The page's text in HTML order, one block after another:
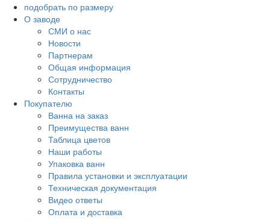
подобрать по размеру
О заводе
СМИ о нас
Новости
Партнерам
Общая информация
Сотрудничество
Контакты
Покупателю
Ванна на заказ
Преимущества ванн
Таблица цветов
Наши работы
Упаковка ванн
Правила установки и эксплуатации
Техническая документация
Видео ответы
Оплата и доставка